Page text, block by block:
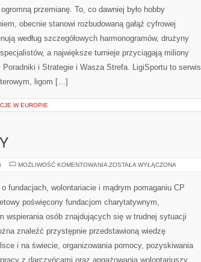
przemianę. To, co dawniej było hobby
obecnie stanowi rozbudowaną gałąź cyfrowej
według szczegółowych harmonogramów, drużyny
a największe turnieje przyciągają miliony
i Strategie i Wasza Strefa. LigiSportu to serwis
ligom […]
W EUROPIE
MOŻLIWOŚĆ KOMENTOWANIA GRANTY
ZOSTAŁA WYŁĄCZONA
fundacjach, wolontariacie i mądrym pomaganiu CP
poświęcony fundacjom charytatywnym,
wspierania osób znajdujących się w trudnej sytuacji
znaleźć przystępnie przedstawioną wiedzę
i na świecie, organizowania pomocy, pozyskiwania
z darczyńcami oraz angażowania wolontariuszy.